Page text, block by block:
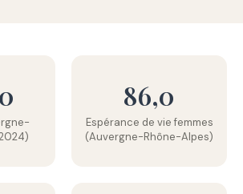
86,0
Espérance de vie femmes
(Auvergne-Rhône-Alpes)